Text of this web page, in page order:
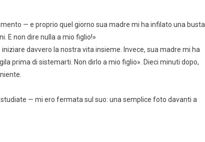
— e proprio quel giorno sua madre mi ha infilato una busta
E non dire nulla a mio figlio!»
davvero la nostra vita insieme. Invece, sua madre mi ha
prima di sistemarti. Non dirlo a mio figlio». Dieci minuti dopo,
— mi ero fermata sul suo: una semplice foto davanti a